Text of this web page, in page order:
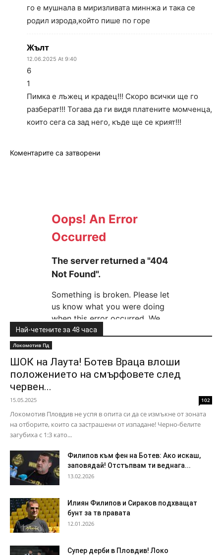
го е мушнала в миризливата миннжа и така се
родил изрода,който пише по горе
Жълт
12.06.2025 At 9:40
6
1
Пимка е лъжец и крадец!!! Скоро всички ще го
разберат!!! Тогава да ги видя платените момченца,
които сега са зад него, къде ще се крият!!!
Коментарите са затворени
Най-четените за 48 часа
Локомотив Пд
ШОК на Лаута! Ботев Враца влоши
положението на смърфовете след
червен...
15.05.2025 102
Локомотив Пловдив не успя в опита си да се измъкне от зоната
на отборите, които са застрашени от изпадане! Черно-белите
загубиха с 1:3 като...
Филипов към фен на Ботев: Ако искаш,
заповядай! Отстъпвам ти веднага...
13.02.2026
Илиян Филипов и Сираков подхващат
бунт за тв правата
12.01.2026
Супер дерби в Пловдив! Локо